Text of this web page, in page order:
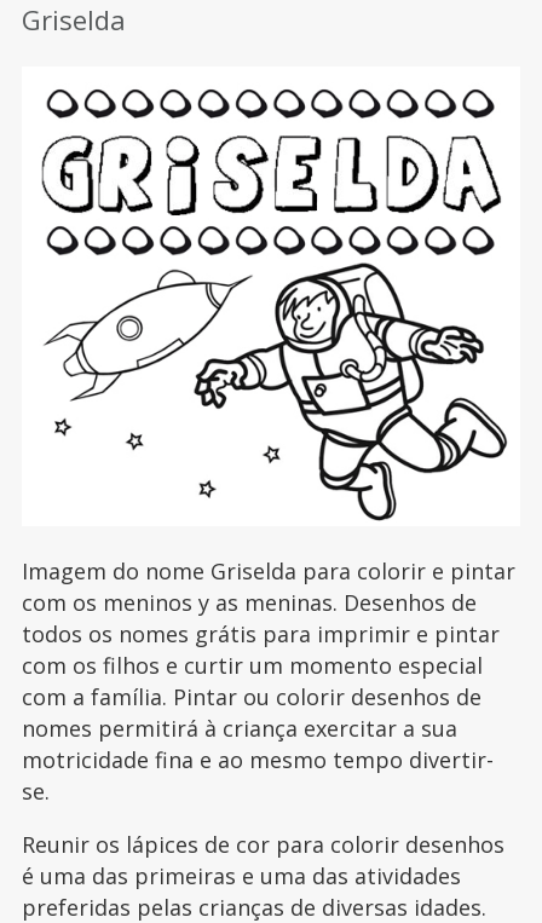
Griselda
Imagem do nome Griselda para colorir e pintar
com os meninos y as meninas. Desenhos de
todos os nomes grátis para imprimir e pintar
com os filhos e curtir um momento especial
com a família. Pintar ou colorir desenhos de
nomes permitirá à criança exercitar a sua
motricidade fina e ao mesmo tempo divertir-
se.
Reunir os lápices de cor para colorir desenhos
é uma das primeiras e uma das atividades
preferidas pelas crianças de diversas idades.